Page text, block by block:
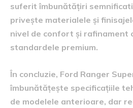
suferit îmbunătățiri
privește materialele și
nivel de confort și rafinament
standardele premium.
În concluzie, Ford Ranger
îmbunătățește specificațiile
de modelele anterioare, dar